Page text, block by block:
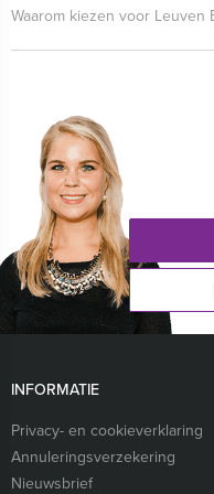
Waarom kiezen voor Leuven
INFORMATIE
Privacy- en cookieverklaring
Annuleringsverzekering
Nieuwsbrief